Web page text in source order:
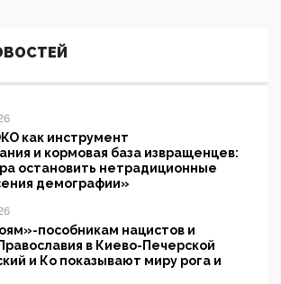
как инструмент
и кормовая база извращенцев:
остановить нетрадиционные
демографии»
пособникам нацистов и
в Киево-Печерской
и Ко показывают миру рога и